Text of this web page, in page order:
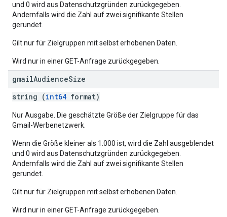
und 0 wird aus Datenschutzgründen zurückgegeben.
Andernfalls wird die Zahl auf zwei signifikante Stellen
gerundet.
Gilt nur für Zielgruppen mit selbst erhobenen Daten.
Wird nur in einer GET-Anfrage zurückgegeben.
gmailAudienceSize
string (int64 format)
Nur Ausgabe. Die geschätzte Größe der Zielgruppe für das
Gmail-Werbenetzwerk.
Wenn die Größe kleiner als 1.000 ist, wird die Zahl ausgeblendet
und 0 wird aus Datenschutzgründen zurückgegeben.
Andernfalls wird die Zahl auf zwei signifikante Stellen
gerundet.
Gilt nur für Zielgruppen mit selbst erhobenen Daten.
Wird nur in einer GET-Anfrage zurückgegeben.